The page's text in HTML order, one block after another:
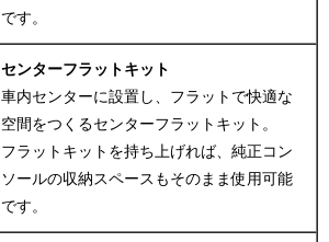
です。
センターフラットキット
車内センターに設置し、フラットで快適な
空間をつくるセンターフラットキット。
フラットキットを持ち上げれば、純正コン
ソールの収納スペースもそのまま使用可能
です。